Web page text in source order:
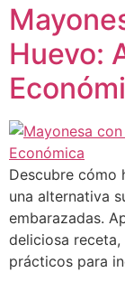
Huevo:
Descubre cómo
una alternativa
embarazadas.
deliciosa
prácticos para